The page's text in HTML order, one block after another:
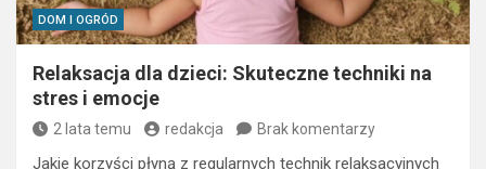
DOM I OGRÓD
Relaksacja dla dzieci: Skuteczne techniki na
stres i emocje
2 lata temu redakcja Brak komentarzy
Jakie korzyści płyną z regularnych technik relaksacyjnych